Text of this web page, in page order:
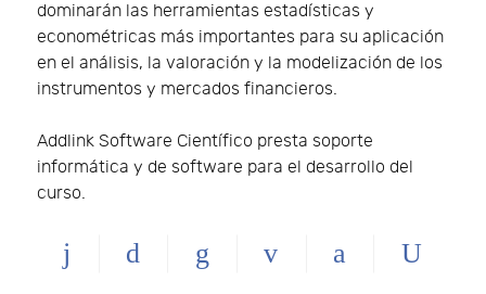
dominarán las herramientas estadísticas y
econométricas más importantes para su aplicación
en el análisis, la valoración y la modelización de los
instrumentos y mercados financieros.
Addlink Software Científico presta soporte
informática y de software para el desarrollo del
curso.